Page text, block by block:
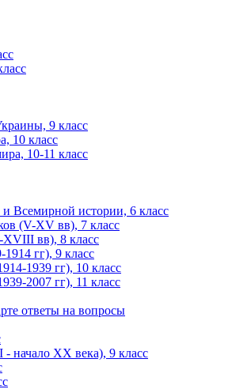
9 класс
10 класс
10-11 класс
Всемирной истории, 6 класс
(V-XV вв), 7 класс
вв), 8 класс
гг), 9 класс
1939 гг), 10 класс
2007 гг), 11 класс
ответы на вопросы
начало XX века), 9 класс